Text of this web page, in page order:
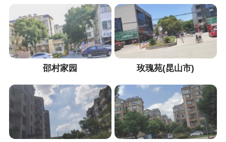
邵村家园 玫瑰苑(昆山市)